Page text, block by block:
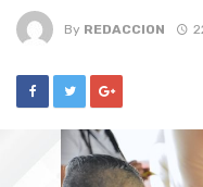
By REDACCION